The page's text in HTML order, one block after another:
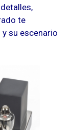
te
su escenario